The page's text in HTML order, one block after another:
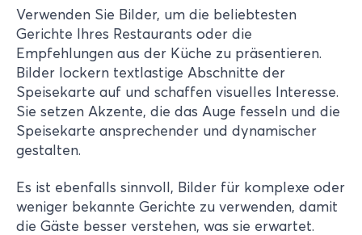
Verwenden Sie Bilder, um die beliebtesten
Gerichte Ihres Restaurants oder die
Empfehlungen aus der Küche zu präsentieren.
Bilder lockern textlastige Abschnitte der
Speisekarte auf und schaffen visuelles Interesse.
Sie setzen Akzente, die das Auge fesseln und die
Speisekarte ansprechender und dynamischer
gestalten.
Es ist ebenfalls sinnvoll, Bilder für komplexe oder
weniger bekannte Gerichte zu verwenden, damit
die Gäste besser verstehen, was sie erwartet.